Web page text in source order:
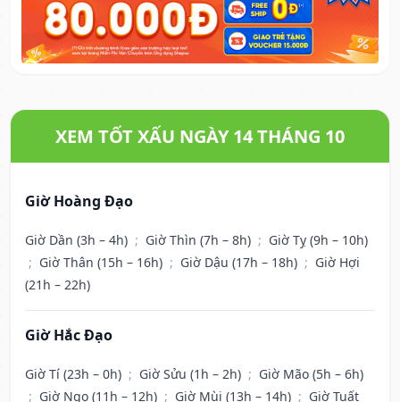
XEM TỐT XẤU NGÀY 14 THÁNG 10
Giờ Hoàng Đạo
Giờ Dần (3h – 4h) ; Giờ Thìn (7h – 8h) ; Giờ Tỵ (9h – 10h)
; Giờ Thân (15h – 16h) ; Giờ Dậu (17h – 18h) ; Giờ Hợi
(21h – 22h)
Giờ Hắc Đạo
Giờ Tí (23h – 0h) ; Giờ Sửu (1h – 2h) ; Giờ Mão (5h – 6h)
; Giờ Ngọ (11h – 12h) ; Giờ Mùi (13h – 14h) ; Giờ Tuất